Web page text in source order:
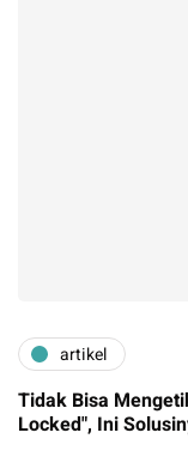
artikel
Tidak Bisa
Locked", Ini